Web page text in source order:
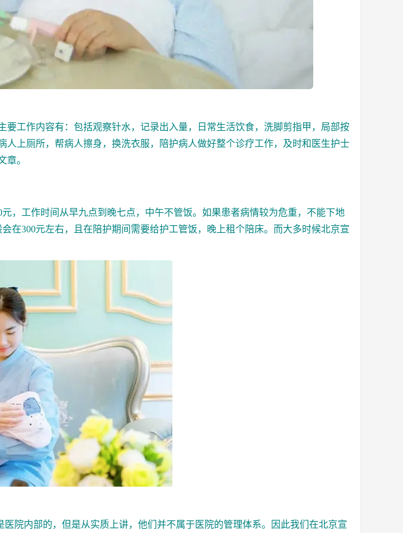
作内容有：包括观察针水，记录出入量，日常生活饮食，洗脚剪指甲，局部按
上厕所，帮病人擦身，换洗衣服，
陪护病人做好整个诊疗工作，及时和医生护士
章。
元，工作时间从早九点到晚七点，中午不管饭。如果患者病情较为危重，不能下地
在300元左右，且在陪护期间需要给护工管饭，晚上租个陪床。而大多时候北京宣
内部的，但是从实质上讲，他们并不属于医院的管理体系。因此我们在北京宣